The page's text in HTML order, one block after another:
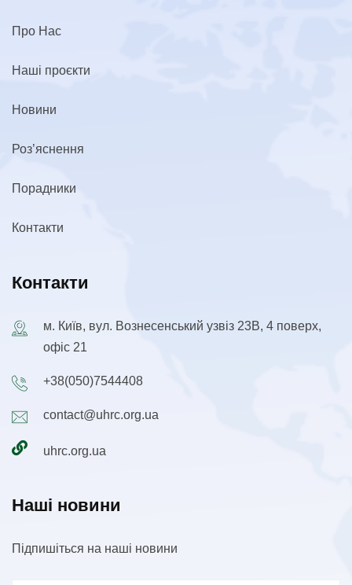
Про Нас
Наші проєкти
Новини
Роз’яснення
Порадники
Контакти
Контакти
м. Київ, вул. Вознесенський узвіз 23В, 4 поверх,
офіс 21
+38(050)7544408
contact@uhrc.org.ua
uhrc.org.ua
Наші новини
Підпишіться на наші новини